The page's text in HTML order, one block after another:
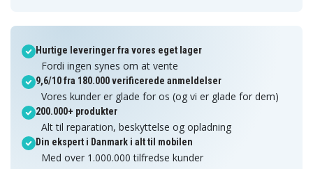
Hurtige leveringer fra vores eget lager
Fordi ingen synes om at vente
9,6/10 fra 180.000 verificerede anmeldelser
Vores kunder er glade for os (og vi er glade for dem)
200.000+ produkter
Alt til reparation, beskyttelse og opladning
Din ekspert i Danmark i alt til mobilen
Med over 1.000.000 tilfredse kunder